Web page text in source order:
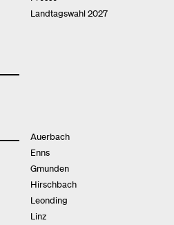
Landtagswahl 2027
Auerbach
Enns
Gmunden
Hirschbach
Leonding
Linz